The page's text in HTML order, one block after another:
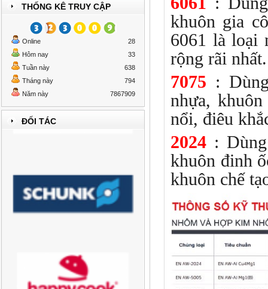
THỐNG KÊ TRUY CẬP
Online
28
Hôm nay
33
Tuần này
638
Tháng này
794
Năm này
7867909
ĐỐI TÁC
khuôn gia
6061 là
rộng rãi nhất.
7075 :
nhựa,
nổi, điêu
2024 :
khuôn đinh
khuôn chế